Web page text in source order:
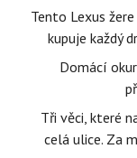
Tento Lexus
kupuje každý
Domácí
Tři věci, které
celá ulice. Za